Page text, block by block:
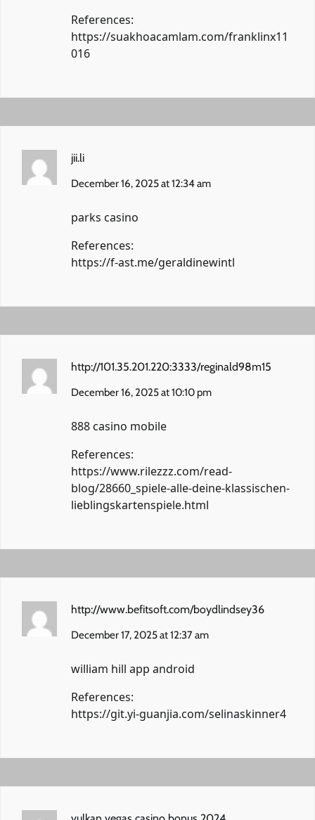
References:
https://suakhoacamlam.com/franklinx11
016
jii.li
December 16, 2025 at 12:34 am
parks casino
References:
https://f-ast.me/geraldinewintl
http://101.35.201.220:3333/reginald98m15
December 16, 2025 at 10:10 pm
888 casino mobile
References:
https://www.rilezzz.com/read-
blog/28660_spiele-alle-deine-klassischen-
lieblingskartenspiele.html
http://www.befitsoft.com/boydlindsey36
December 17, 2025 at 12:37 am
william hill app android
References:
https://git.yi-guanjia.com/selinaskinner4